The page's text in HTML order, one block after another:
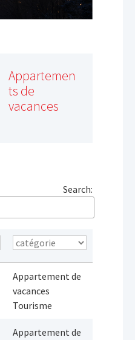
Appartemen
ts de
vacances
Search:
Appartement de
vacances
Tourisme
Appartement de